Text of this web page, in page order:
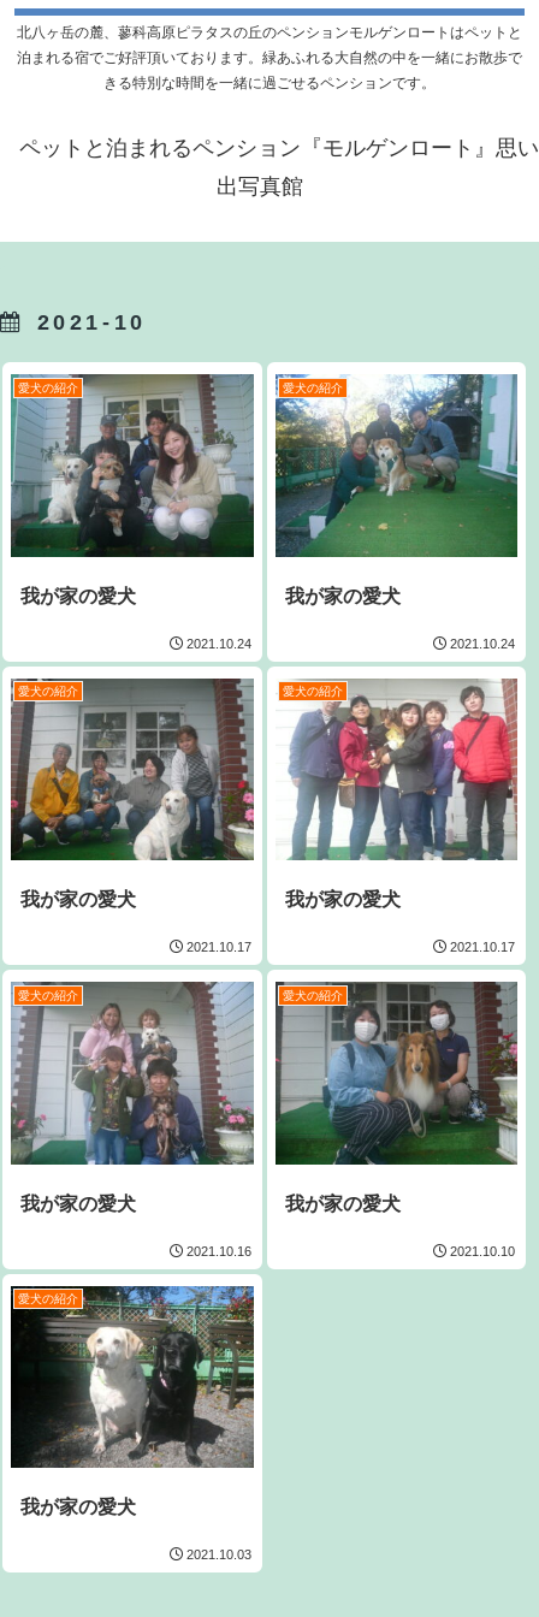
北八ヶ岳の麓、蓼科高原ピラタスの丘のペンションモルゲンロートはペットと
泊まれる宿でご好評頂いております。緑あふれる大自然の中を一緒にお散歩で
きる特別な時間を一緒に過ごせるペンションです。
ペットと泊まれるペンション『モルゲンロート』思い
出写真館
2021-10
愛犬の紹介
我が家の愛犬
2021.10.24
愛犬の紹介
我が家の愛犬
2021.10.24
愛犬の紹介
我が家の愛犬
2021.10.17
愛犬の紹介
我が家の愛犬
2021.10.17
愛犬の紹介
我が家の愛犬
2021.10.16
愛犬の紹介
我が家の愛犬
2021.10.10
愛犬の紹介
我が家の愛犬
2021.10.03